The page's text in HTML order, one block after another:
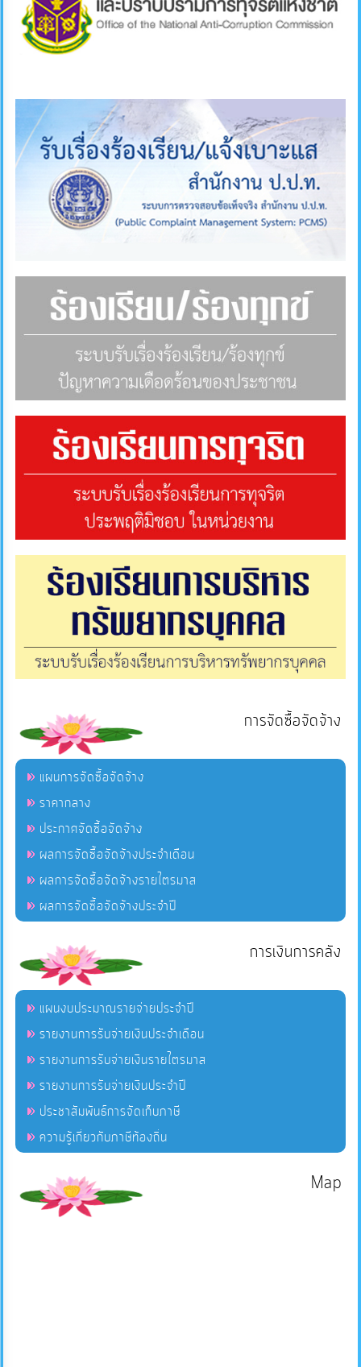
การจัดซื้อจัดจ้าง
แผนการจัดซื้อจัดจ้าง
ราคากลาง
ประกาศจัดซื้อจัดจ้าง
ผลการจัดซื้อจัดจ้างประจำเดือน
ผลการจัดซื้อจัดจ้างรายไตรมาส
ผลการจัดซื้อจัดจ้างประจำปี
การเงินการคลัง
แผนงบประมาณรายจ่ายประจำปี
รายงานการรับจ่ายเงินประจำเดือน
รายงานการรับจ่ายเงินรายไตรมาส
รายงานการรับจ่ายเงินประจำปี
ประชาสัมพันธ์การจัดเก็บภาษี
ความรู้เกี่ยวกับภาษีท้องถิ่น
Map